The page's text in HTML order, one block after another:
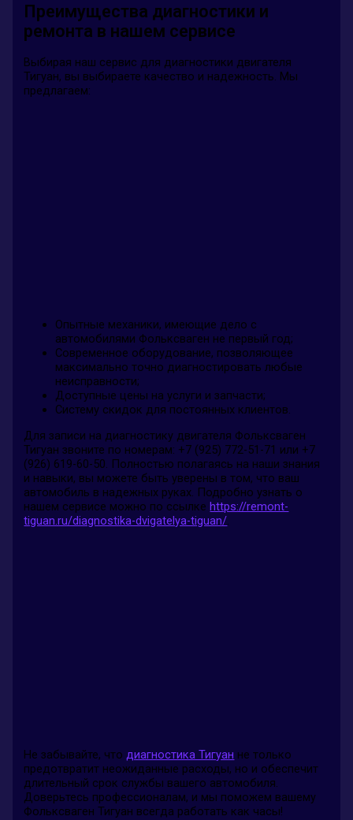
Преимущества диагностики и
ремонта в нашем сервисе
Выбирая наш сервис для диагностики двигателя
Тигуан, вы выбираете качество и надежность. Мы
предлагаем:
Опытные механики, имеющие дело с
автомобилями Фольксваген не первый год;
Современное оборудование, позволяющее
максимально точно диагностировать любые
неисправности;
Доступные цены на услуги и запчасти;
Систему скидок для постоянных клиентов.
Для записи на диагностику двигателя Фольксваген
Тигуан звоните по номерам: +7 (925) 772-51-71 или +7
(926) 619-60-50. Полностью полагаясь на наши знания
и навыки, вы можете быть уверены в том, что ваш
автомобиль в надежных руках. Подробно узнать о
нашем сервисе можно по ссылкеhttps://remont-
tiguan.ru/diagnostika-dvigatelya-tiguan/.
Не забывайте, чтодиагностика Тигуан не только
предотвратит неожиданные расходы, но и обеспечит
длительный срок службы вашего автомобиля.
Доверьтесь профессионалам, и мы поможем вашему
Фольксваген Тигуан всегда работать как часы!